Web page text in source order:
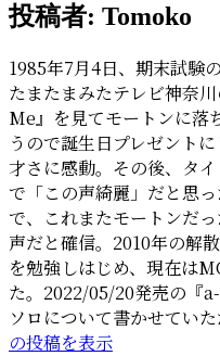
投稿者: Tomoko
1985年7月4日、期末試験
たまたまみたテレビ神奈
Me』を見てモートンに落
うので誕生日プレゼント
才さに感動。その後、タ
で「この声綺麗」だと思
で、これまたモートンだ
声だと確信。2010年の解
を勉強しはじめ、現在は
た。2022/05/20発売の『
ソロについて書かせていた
の投稿を表示